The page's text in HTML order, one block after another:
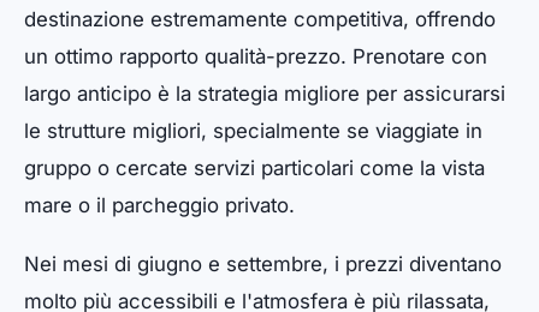
destinazione estremamente competitiva, offrendo
un ottimo rapporto qualità-prezzo. Prenotare con
largo anticipo è la strategia migliore per assicurarsi
le strutture migliori, specialmente se viaggiate in
gruppo o cercate servizi particolari come la vista
mare o il parcheggio privato.
Nei mesi di giugno e settembre, i prezzi diventano
molto più accessibili e l'atmosfera è più rilassata,